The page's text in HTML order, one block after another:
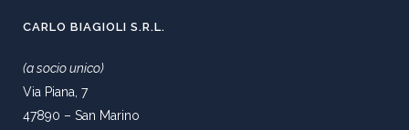
CARLO BIAGIOLI S.R.L.
(a socio unico)
Via Piana, 7
47890 – San Marino